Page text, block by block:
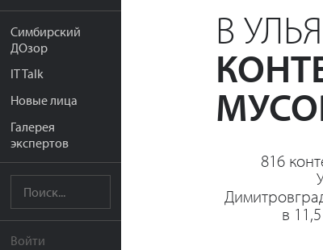
Симбирский
ДОзор
IT Talk
Новые лица
Галерея
экспертов
Войти
В
816
в